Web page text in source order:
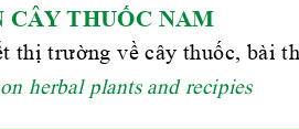
CÂY THUỐC NAM
thị trường về cây thuốc, bài
herbal plants and recipies